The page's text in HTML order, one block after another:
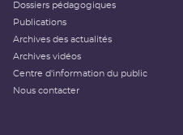
Dossiers pédagogiques
Publications
Archives des actualités
Archives vidéos
Centre d'information du public
Nous contacter